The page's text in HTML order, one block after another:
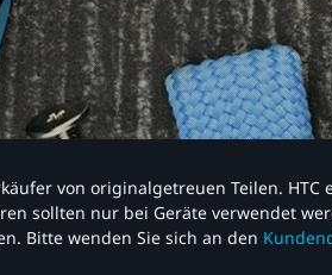
von originalgetreuen Teilen.
sollten nur bei Geräte verwendet
Bitte wenden Sie sich an den